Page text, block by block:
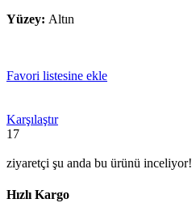
Yüzey: Altın
Favori listesine ekle
Karşılaştır
17
ziyaretçi şu anda bu ürünü inceliyor!
Hızlı Kargo